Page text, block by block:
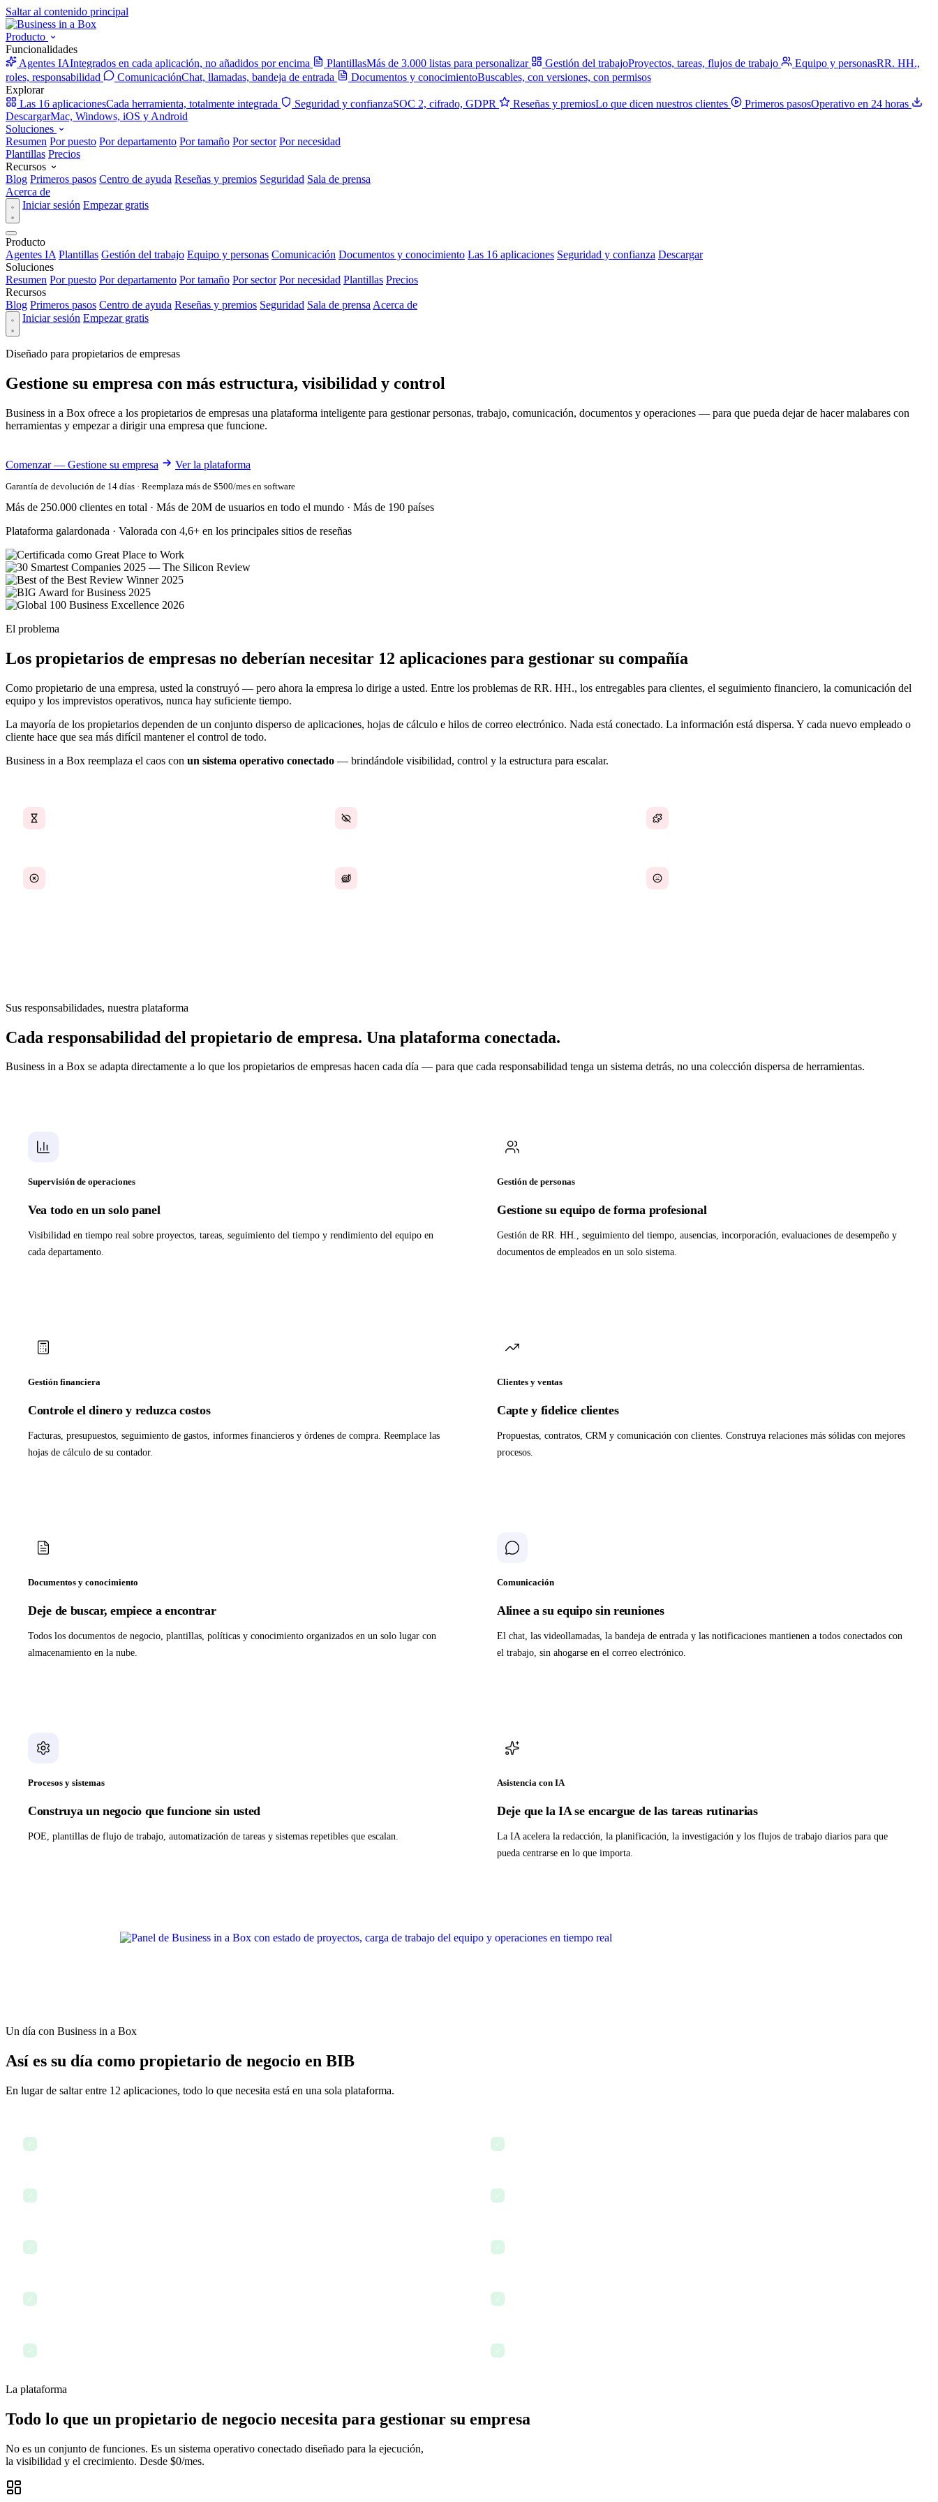
Saltar al contenido principal
Producto
Funcionalidades
Agentes IAIntegrados en cada aplicación, no añadidos por encima PlantillasMás de 3.000 listas para personalizar Gestión del trabajoProyectos, tareas, flujos de trabajo Equipo y personasRR. HH.,
roles, responsabilidad
ComunicaciónChat, llamadas, bandeja de entrada Documentos y conocimientoBuscables, con versiones, con permisos
Explorar
Las 16 aplicacionesCada herramienta, totalmente integrada Seguridad y confianzaSOC 2, cifrado, GDPR Reseñas y premiosLo que dicen nuestros clientes Primeros pasosOperativo en 24 horas
DescargarMac, Windows, iOS y Android
Soluciones
Resumen Por puesto Por departamento Por tamaño Por sector Por necesidad
Plantillas Precios
Recursos
Blog Primeros pasos Centro de ayuda Reseñas y premios Seguridad Sala de prensa
Acerca de
Iniciar sesión Empezar gratis
Producto
Agentes IA Plantillas Gestión del trabajo Equipo y personas Comunicación Documentos y conocimiento Las 16 aplicaciones Seguridad y confianza Descargar
Soluciones
Resumen Por puesto Por departamento Por tamaño Por sector Por necesidad Plantillas Precios
Recursos
Blog Primeros pasos Centro de ayuda Reseñas y premios Seguridad Sala de prensa Acerca de
Iniciar sesión Empezar gratis
Diseñado para propietarios de empresas
Gestione su empresa con más estructura, visibilidad y control
Business in a Box ofrece a los propietarios de empresas una plataforma inteligente para gestionar personas, trabajo, comunicación, documentos y operaciones — para que pueda dejar de hacer malabares con
herramientas y empezar a dirigir una empresa que funcione.
Comenzar — Gestione su empresa Ver la plataforma
Garantía de devolución de 14 días · Reemplaza más de $500/mes en software
Más de 250.000 clientes en total · Más de 20M de usuarios en todo el mundo · Más de 190 países
Plataforma galardonada · Valorada con 4,6+ en los principales sitios de reseñas
El problema
Los propietarios de empresas no deberían necesitar 12 aplicaciones para gestionar su compañía
Como propietario de una empresa, usted la construyó — pero ahora la empresa lo dirige a usted. Entre los problemas de RR. HH., los entregables para clientes, el seguimiento financiero, la comunicación del
equipo y los imprevistos operativos, nunca hay suficiente tiempo.
La mayoría de los propietarios dependen de un conjunto disperso de aplicaciones, hojas de cálculo e hilos de correo electrónico. Nada está conectado. La información está dispersa. Y cada nuevo empleado o
cliente hace que sea más difícil mantener el control de todo.
Business in a Box reemplaza el caos con un sistema operativo conectado — brindándole visibilidad, control y la estructura para escalar.
Sus responsabilidades, nuestra plataforma
Cada responsabilidad del propietario de empresa. Una plataforma conectada.
Business in a Box se adapta directamente a lo que los propietarios de empresas hacen cada día — para que cada responsabilidad tenga un sistema detrás, no una colección dispersa de herramientas.
Supervisión de operaciones
Vea todo en un solo panel
Visibilidad en tiempo real sobre proyectos, tareas, seguimiento del tiempo y rendimiento del equipo en
cada departamento.
Gestión de personas
Gestione su equipo de forma profesional
Gestión de RR. HH., seguimiento del tiempo, ausencias, incorporación, evaluaciones de desempeño y
documentos de empleados en un solo sistema.
Gestión financiera
Controle el dinero y reduzca costos
Facturas, presupuestos, seguimiento de gastos, informes financieros y órdenes de compra. Reemplace las
hojas de cálculo de su contador.
Clientes y ventas
Capte y fidelice clientes
Propuestas, contratos, CRM y comunicación con clientes. Construya relaciones más sólidas con mejores
procesos.
Documentos y conocimiento
Deje de buscar, empiece a encontrar
Todos los documentos de negocio, plantillas, políticas y conocimiento organizados en un solo lugar con
almacenamiento en la nube.
Comunicación
Alinee a su equipo sin reuniones
El chat, las videollamadas, la bandeja de entrada y las notificaciones mantienen a todos conectados con
el trabajo, sin ahogarse en el correo electrónico.
Procesos y sistemas
Construya un negocio que funcione sin usted
POE, plantillas de flujo de trabajo, automatización de tareas y sistemas repetibles que escalan.
Asistencia con IA
Deje que la IA se encargue de las tareas rutinarias
La IA acelera la redacción, la planificación, la investigación y los flujos de trabajo diarios para que
pueda centrarse en lo que importa.
Un día con Business in a Box
Así es su día como propietario de negocio en BIB
En lugar de saltar entre 12 aplicaciones, todo lo que necesita está en una sola plataforma.
La plataforma
Todo lo que un propietario de negocio necesita para gestionar su empresa
No es un conjunto de funciones. Es un sistema operativo conectado diseñado para la ejecución,
la visibilidad y el crecimiento. Desde $0/mes.